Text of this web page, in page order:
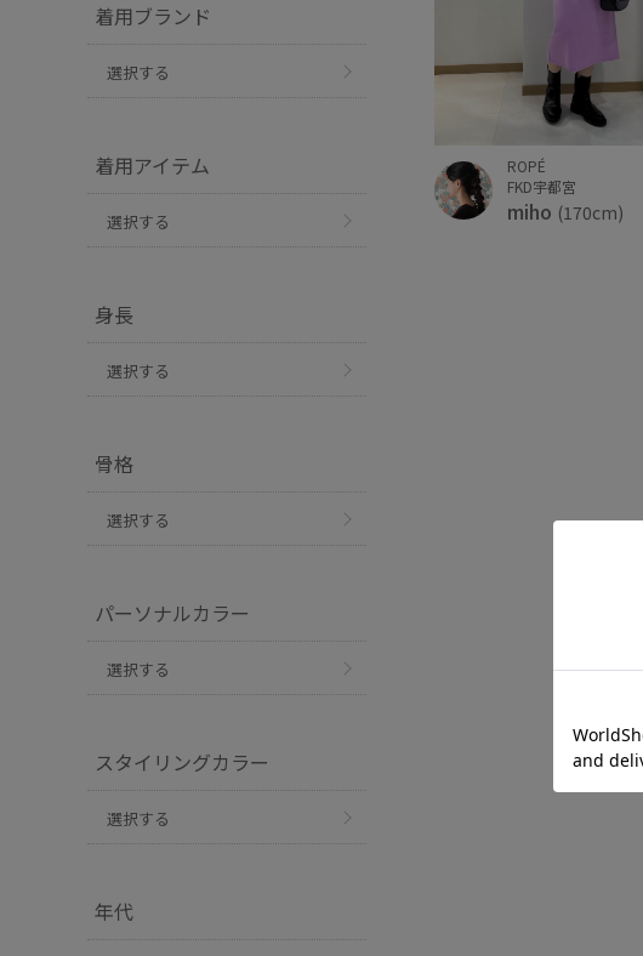
着用ブランド
選択する
着用アイテム
選択する
身長
選択する
骨格
選択する
パーソナルカラー
選択する
スタイリングカラー
選択する
年代
ROPÉ
FKD宇都宮
miho (170cm)